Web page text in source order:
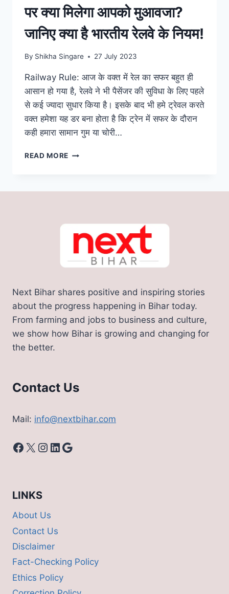
पर क्या मिलेगा आपको मुआवजा?
जानिए क्या है भारतीय रेलवे के नियम!
By Shikha Singare 27 July 2023
Railway Rule: आज के वक्त में रेल का सफर बहुत ही
आसान हो गया है, रेलवे ने भी पैसेंजर की सुविधा के लिए पहले
से कई ज्यादा सुधार किया है। इसके बाद भी हमे ट्रेवल करते
वक्त हमेशा यह डर बना होता है कि ट्रेन में सफर के दौरान
कही हमारा सामान गुम या चोरी…
READ MORE RAILWAY
मिलेगा
मुआवजा?
है
भारतीय
के
नियम!
Next Bihar shares positive and inspiring stories
about the progress happening in Bihar today.
From farming and jobs to business and culture,
we show how Bihar is growing and changing for
the better.
Contact Us
Mail: info@nextbihar.com
Facebook
X Instagram
LinkedIn
Google
LINKS
About Us
Contact Us
Disclaimer
Fact-Checking Policy
Ethics Policy